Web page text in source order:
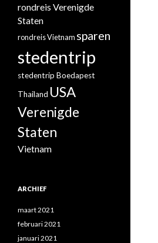
rondreis Verenigde
Staten
rondreis Vietnam sparen
stedentrip
stedentrip Boedapest
Thailand USA
Verenigde
Staten
Vietnam
ARCHIEF
maart 2021
februari 2021
januari 2021